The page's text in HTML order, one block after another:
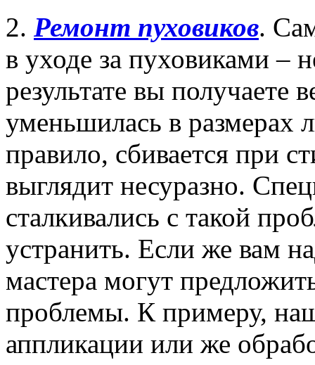
2. Ремонт пуховиков.
в уходе за пуховиками –
результате вы получаете
уменьшилась в размерах
правило, сбивается при
выглядит несуразно.
сталкивались с такой
устранить. Если же вам
мастера могут
проблемы. К примеру,
аппликации или же